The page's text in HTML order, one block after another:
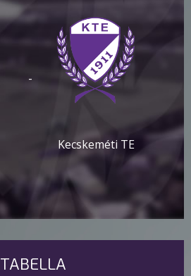
-
Kecskeméti TE
TABELLA